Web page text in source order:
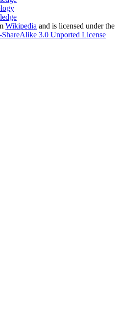
Wikipedia and is licensed under the
3.0 Unported License